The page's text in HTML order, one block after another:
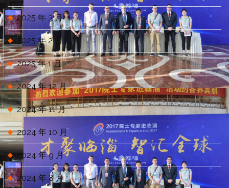
2025 年 3 月
2025 年 2 月
2025 年 1 月
2024 年 12 月
2024 年 11 月
2024 年 10 月
2024 年 9 月
2024 年 8 月